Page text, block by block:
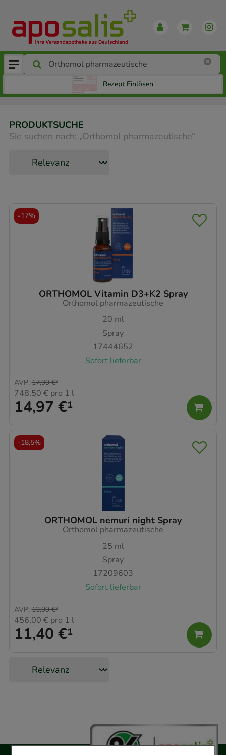
Rezept Einlösen
PRODUKTSUCHE
Sie suchen nach: „Orthomol pharmazeutische“
ORTHOMOL Vitamin D3+K2 Spray
Orthomol pharmazeutische
20 ml
Spray
17444652
Sofort lieferbar
14,97 €¹
AVP: 17,99 €²
748,50 € pro 1 l
-17%
ORTHOMOL nemuri night Spray
Orthomol pharmazeutische
25 ml
Spray
17209603
Sofort lieferbar
11,40 €¹
AVP: 13,99 €²
456,00 € pro 1 l
-18,5%